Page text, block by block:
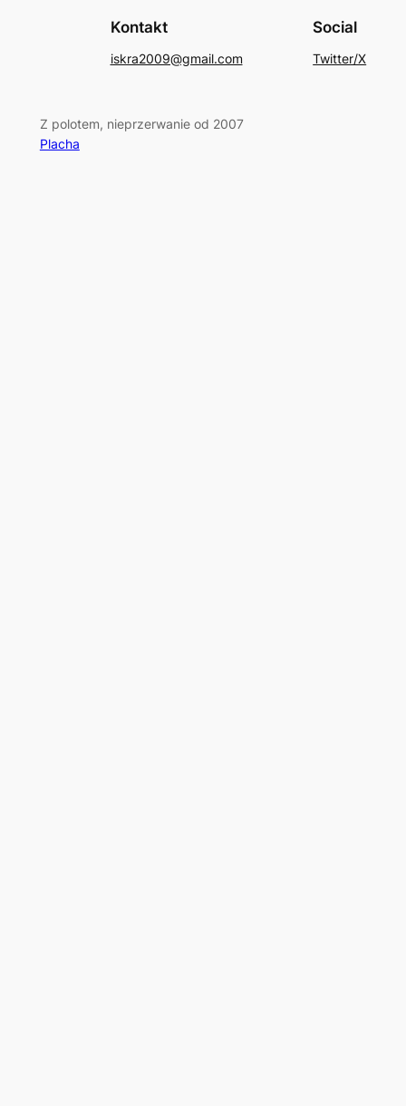
Kontakt
iskra2009@gmail.com
Social
Twitter/X
Z polotem, nieprzerwanie od 2007
Placha